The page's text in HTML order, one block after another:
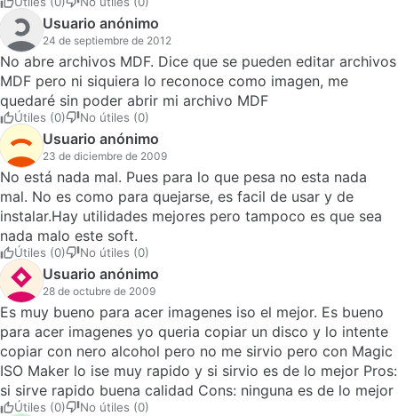
tener que grabar en el dvd, asique antes de opinar procura
buscar algo de información de lo que haces que esta claro
que no tienes ni idea Pros: las utilidades Cons: nada que
objetar, es bastante sencillo y cumple con lo que promete
Usuario anónimo
24 de septiembre de 2012
No abre archivos MDF. Dice que se pueden editar archivos
MDF pero ni siquiera lo reconoce como imagen, me
quedaré sin poder abrir mi archivo MDF
Útiles (0) No útiles (0)
Usuario anónimo
23 de diciembre de 2009
No está nada mal. Pues para lo que pesa no esta nada
mal. No es como para quejarse, es facil de usar y de
instalar.Hay utilidades mejores pero tampoco es que sea
nada malo este soft.
Útiles (0) No útiles (0)
Usuario anónimo
28 de octubre de 2009
Es muy bueno para acer imagenes iso el mejor. Es bueno
para acer imagenes yo queria copiar un disco y lo intente
copiar con nero alcohol pero no me sirvio pero con Magic
ISO Maker lo ise muy rapido y si sirvio es de lo mejor Pros:
si sirve rapido buena calidad Cons: ninguna es de lo mejor
Útiles (0) No útiles (0)